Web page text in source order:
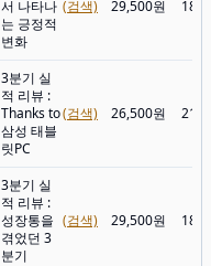
서 나타나
는 긍정적
변화
(검색) 29,500원
3분기 실
적 리뷰 :
Thanks to
삼성 태블
릿PC
(검색) 26,500원
3분기 실
적 리뷰 :
성장통을
겪었던 3
분기
(검색) 29,500원